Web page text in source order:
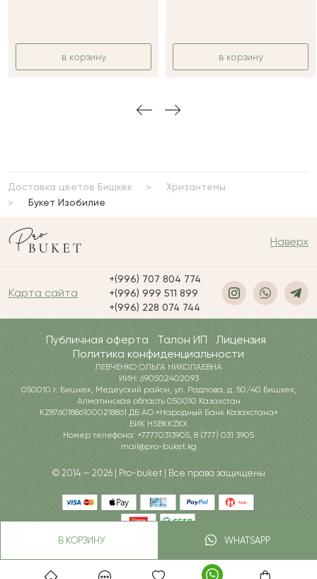
В КОРЗИНУ WHATSAPP
в корзину в корзину
Доставка цветов Бишкек
Хризантемы
Букет Изобилие
Наверх
Карта сайта
+(996) 707 804 774
+(996) 999 511 899
+(996) 228 074 744
Публичная оферта Талон ИП
Лицензия
Политика конфиденциальности
ЛЕВЧЕНКО ОЛЬГА НИКОЛАЕВНА
ИИН: 690502402093
050010 г. Бишкек, Медеуский район, ул. Радлова, д. 50/40 Бишкек,
Алматинская область 050010 Казахстан
KZ876018861000218861 ДБ АО «Народный Банк Казахстана»
БИК HSBKKZKX
Номер телефона: +77770313905, 8 (777) 031 3905
mail@pro-buket.kg
© 2014 — 2026 | Pro-buket | Все права защищены